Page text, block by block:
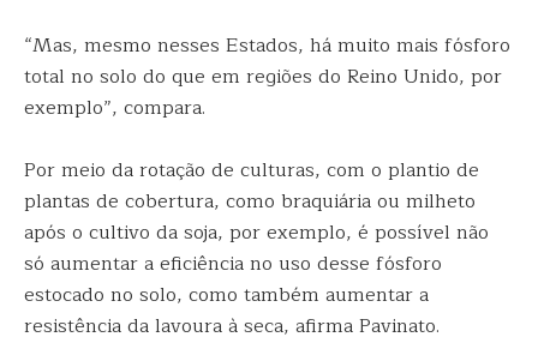
“Mas, mesmo nesses Estados, há muito mais fósforo
total no solo do que em regiões do Reino Unido, por
exemplo”, compara.
Por meio da rotação de culturas, com o plantio de
plantas de cobertura, como braquiária ou milheto
após o cultivo da soja, por exemplo, é possível não
só aumentar a eficiência no uso desse fósforo
estocado no solo, como também aumentar a
resistência da lavoura à seca, afirma Pavinato.